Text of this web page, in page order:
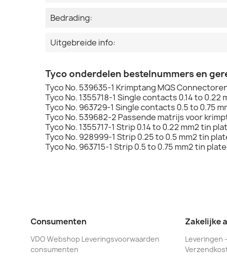
Bedrading:
Uitgebreide info:
Tyco onderdelen bestelnummers en
Tyco No. 539635-1 Krimptang MQS
Tyco No. 1355718-1 Single contacts 0.14 to 0.22
Tyco No. 963729-1 Single contacts 0.5 to 0.75
Tyco No. 539682-2 Passende matrijs voor
Tyco No. 1355717-1 Strip 0.14 to 0.22 mm2 tin
Tyco No. 928999-1 Strip 0.25 to 0.5 mm2 tin
Tyco No. 963715-1 Strip 0.5 to 0.75 mm2 tin
Consumenten
VDO Webshop Leveringsvoorwaarden
consumenten
Zakelijke
Leveringen